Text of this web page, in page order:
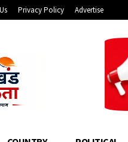
Privacy Policy Advertise